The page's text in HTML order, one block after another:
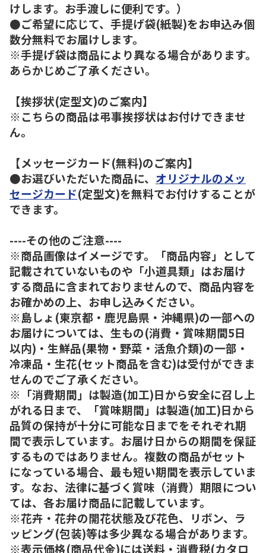
けします。お手渡しに便利です。）
●ご希望に応じて、手提げ袋(紙製)をお申込み個
数分無料でお届けします。
※手提げ袋は商品により異なる場合があります。
あらかじめご了承ください。
【挨拶状(定型文)のご案内】
※こちらの商品は弔事挨拶状はお付けできませ
ん。
【メッセージカード(無料)のご案内】
●お選びいただいた商品に、 オリジナルのメッ
セージカード(定型文)を無料でお付けすることが
できます。
----その他のご注意----
※商品画像はイメージです。「商品内容」として
記載されていないものや「小道具類」はお届け
する商品に含まれておりませんので、商品内容を
お確かめの上、お申し込みください。
※島しょ(東京都・鹿児島県・沖縄県)の一部への
お届けについては、生もの(消費・賞味期間5日
以内)・生鮮品(果物・野菜・活魚介類)の一部・
冷凍品・生花(セット商品を含む)は受付ができま
せんのでご了承ください。
※「消費期間」は製造(加工)日から安全に召し上
がれる日まで、「賞味期間」は製造(加工)日から
品質の保持が十分に可能な日までをそれぞれ期
間で表示しています。お届け日からの期間を保証
するものではありません。複数の商品がセット
になっている場合、最も短い期間を表示していま
す。なお、法律に基づく賞味（消費）期限につい
ては、各お届け商品に記載しています。
※花卉・花弁の開花状態及び花色、リボン、ラ
ッピング(包装)等は多少異なる場合があります。
※表示価格(商品代金)には送料・消費税(カタロ